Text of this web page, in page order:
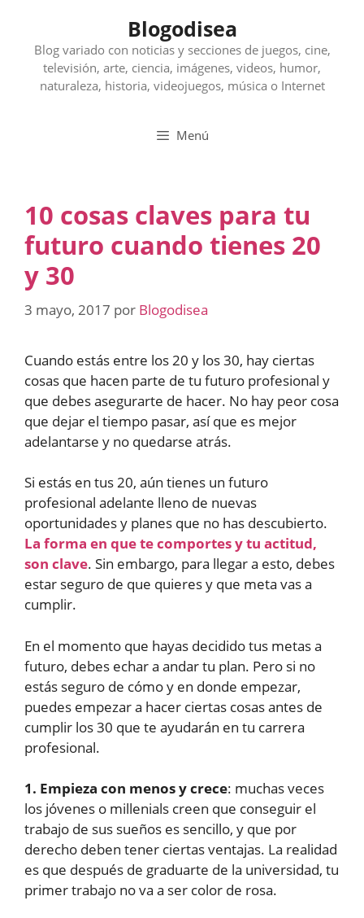
contenido
Blogodisea
Blog variado con noticias y secciones de juegos, cine,
televisión, arte, ciencia, imágenes, videos, humor,
naturaleza, historia, videojuegos, música o Internet
Menú
10 cosas claves para tu
futuro cuando tienes 20
y 30
3 mayo, 2017 por Blogodisea
Cuando estás entre los 20 y los 30, hay ciertas
cosas que hacen parte de tu futuro profesional y
que debes asegurarte de hacer. No hay peor cosa
que dejar el tiempo pasar, así que es mejor
adelantarse y no quedarse atrás.
Si estás en tus 20, aún tienes un futuro
profesional adelante lleno de nuevas
oportunidades y planes que no has descubierto.
La forma en que te comportes y tu actitud,
son clave. Sin embargo, para llegar a esto, debes
estar seguro de que quieres y que meta vas a
cumplir.
En el momento que hayas decidido tus metas a
futuro, debes echar a andar tu plan. Pero si no
estás seguro de cómo y en donde empezar,
puedes empezar a hacer ciertas cosas antes de
cumplir los 30 que te ayudarán en tu carrera
profesional.
1. Empieza con menos y crece: muchas veces
los jóvenes o millenials creen que conseguir el
trabajo de sus sueños es sencillo, y que por
derecho deben tener ciertas ventajas. La realidad
es que después de graduarte de la universidad, tu
primer trabajo no va a ser color de rosa.